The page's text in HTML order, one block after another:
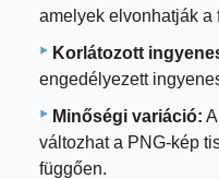
amelyek elvonhatják a
Korlátozott
engedélyezett
Minőségi variáció:
változhat a PNG-kép
függően.